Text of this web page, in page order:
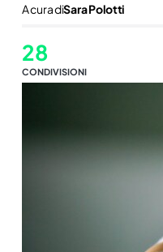
A cura diSara Polotti
28
CONDIVISIONI